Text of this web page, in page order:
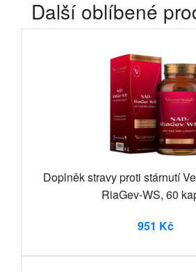
Další oblíbené
Doplněk stravy proti stárnutí
RiaGev-WS, 60
951 Kč